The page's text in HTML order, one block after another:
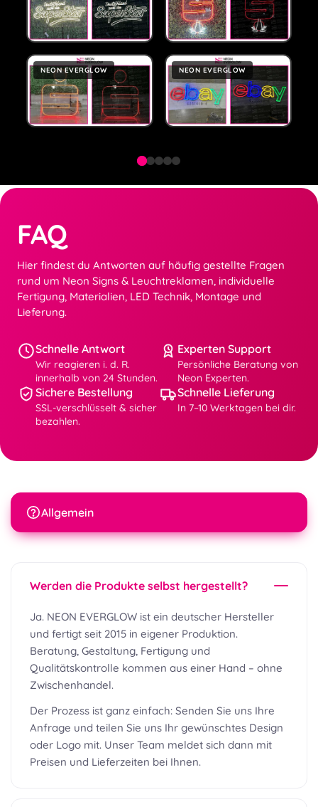
NEON EVERGLOW NEON EVERGLOW
FAQ
Hier findest du Antworten auf häufig gestellte Fragen
rund um Neon Signs & Leuchtreklamen, individuelle
Fertigung, Materialien, LED Technik, Montage und
Lieferung.
Schnelle Antwort
Wir reagieren i. d. R.
innerhalb von 24 Stunden.
Experten Support
Persönliche Beratung von
Neon Experten.
Sichere Bestellung
SSL-verschlüsselt & sicher
bezahlen.
Schnelle Lieferung
In 7–10 Werktagen bei dir.
Allgemein
Werden die Produkte selbst hergestellt?
Ja. NEON EVERGLOW ist ein deutscher Hersteller
und fertigt seit 2015 in eigener Produktion.
Beratung, Gestaltung, Fertigung und
Qualitätskontrolle kommen aus einer Hand – ohne
Zwischenhandel.
Der Prozess ist ganz einfach: Senden Sie uns Ihre
Anfrage und teilen Sie uns Ihr gewünschtes Design
oder Logo mit. Unser Team meldet sich dann mit
Preisen und Lieferzeiten bei Ihnen.